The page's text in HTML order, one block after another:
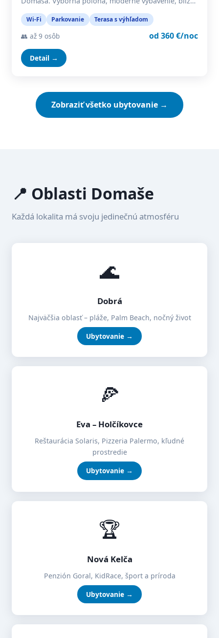
Wi-Fi Parkovanie Terasa s výhľadom
👥 až 9 osôb od 360 €/noc
Detail →
Zobraziť všetko ubytovanie →
📍 Oblasti Domaše
Každá lokalita má svoju jedinečnú atmosféru
🌊
Dobrá
Najväčšia oblasť – pláže, Palm Beach, nočný život
Ubytovanie →
🍕
Eva – Holčíkovce
Reštaurácia Solaris, Pizzeria Palermo, kľudné
prostredie
Ubytovanie →
🏆
Nová Kelča
Penzión Goral, KidRace, šport a príroda
Ubytovanie →